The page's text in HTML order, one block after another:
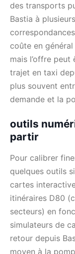
des transports
Bastia à
coûte en général
mais l’offre peut
trajet en taxi
plus souvent
demande et la
outils
partir
Pour calibrer
quelques outils
cartes
itinéraires D80
secteurs) en
simulateurs de
retour depuis
moyen à la